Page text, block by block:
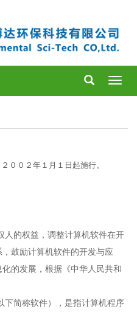
００２年１月１日起施行。
人的权益，调整计算机软件在开
鼓励计算机软件的开发与应
的发展，根据《中华人民共和
下简称软件），是指计算机程序